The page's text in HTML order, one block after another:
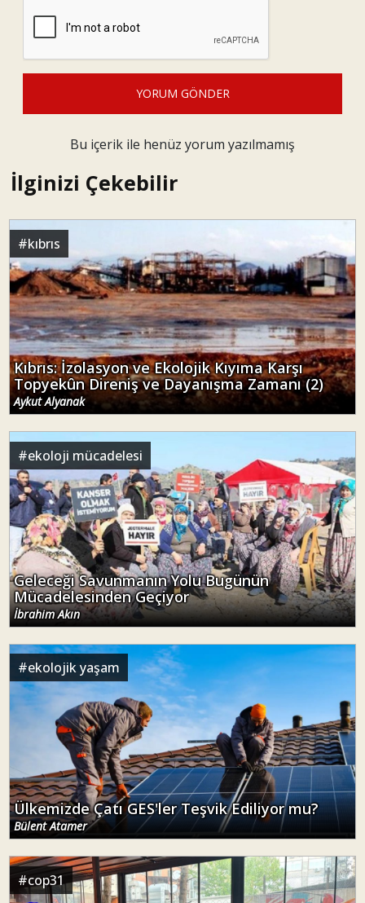
YORUM GÖNDER
Bu içerik ile henüz yorum yazılmamış
İlginizi Çekebilir
#kıbrıs
Kıbrıs: İzolasyon ve Ekolojik Kıyıma Karşı
Topyekûn Direniş ve Dayanışma Zamanı (2)
Aykut Alyanak
#ekoloji mücadelesi
Geleceği Savunmanın Yolu Bugünün
Mücadelesinden Geçiyor
İbrahim Akın
#ekolojik yaşam
Ülkemizde Çatı GES'ler Teşvik Ediliyor mu?
Bülent Atamer
#cop31